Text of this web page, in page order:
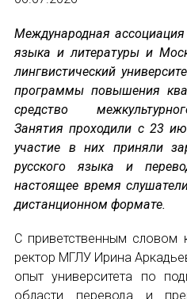
Устав МАПРЯЛ
Вступить в
История МАПРЯЛ
Медаль А. С.
Оплата членских
МЕРОПРИЯТИЯ
Мероприятия
Международная ассоциация
языка и литературы и
лингвистический
программы повышения
средство
Занятия проходили с 23
участие в них приняли
русского языка и
настоящее время
дистанционном формате.
С приветственным словом
ректор МГЛУ Ирина
опыт университета по
области перевода и